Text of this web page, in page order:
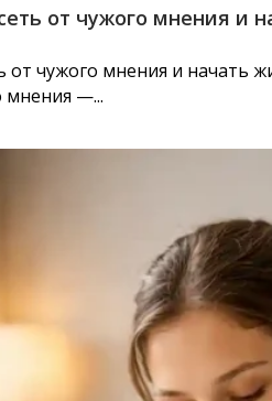
от чужого мнения и
от чужого мнения и начать
мнения —...